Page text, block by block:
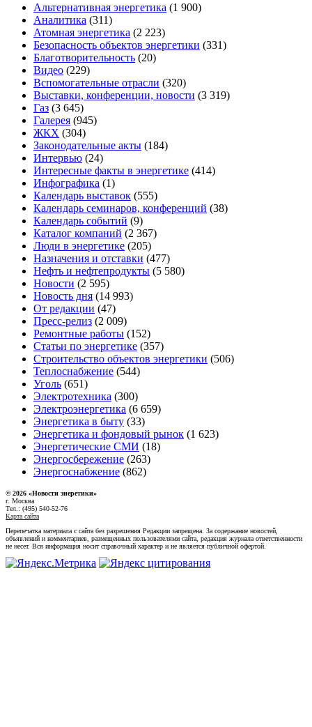
Альтернативная энергетика (1 900)
Аналитика (311)
Атомная энергетика (2 223)
Безопасность объектов энергетики (331)
Благотворительность (20)
Видео (229)
Вспомогательные отрасли (320)
Выставки, конференции, новости (3 319)
Газ (3 645)
Галерея (945)
ЖКХ (304)
Законодательные акты (184)
Интервью (24)
Интересные факты в энергетике (414)
Инфографика (1)
Календарь выставок (555)
Календарь семинаров, конференций (38)
Календарь событий (9)
Каталог компаний (2 367)
Люди в энергетике (205)
Назначения и отставки (477)
Нефть и нефтепродукты (5 580)
Новости (2 595)
Новость дня (14 993)
От редакции (47)
Пресс-релиз (2 009)
Ремонтные работы (152)
Статьи по энергетике (357)
Строительство объектов энергетики (506)
Теплоснабжение (544)
Уголь (651)
Электротехника (300)
Электроэнергетика (6 659)
Энергетика в быту (33)
Энергетика и фондовый рынок (1 623)
Энергетические СМИ (18)
Энергосбережение (263)
Энергоснабжение (862)
© 2026 «Новости энеретики»
г. Москва
Тел.: (495) 540-52-76
Карта сайта
Перепечатка материала с сайта без разрешения Редакции запрещена. За содержание новостей,
объявлений и комментариев, размещенных пользователями сайта, редакция журнала ответственности
не несет. Вся информация носит справочный характер и не является публичной офертой.